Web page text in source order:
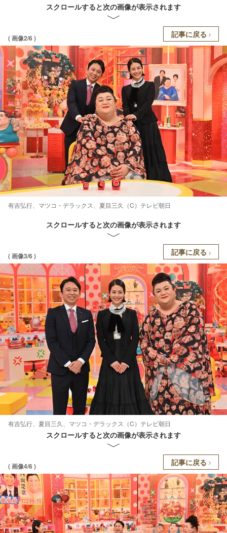
スクロールすると次の画像が表示されます
( 画像2/6 ) 記事に戻る
有吉弘行、マツコ・デラックス、夏目三久（C）テレビ朝日
スクロールすると次の画像が表示されます
( 画像3/6 ) 記事に戻る
有吉弘行、夏目三久、マツコ・デラックス（C）テレビ朝日
スクロールすると次の画像が表示されます
( 画像4/6 ) 記事に戻る